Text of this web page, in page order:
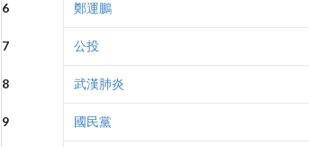
6 鄭運鵬
7 公投
8 武漢肺炎
9 國民黨